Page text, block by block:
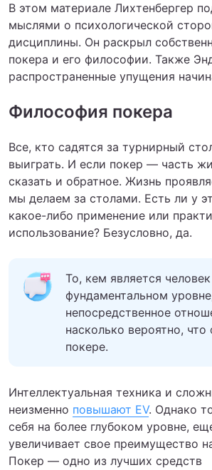
В этом материале Лихтенбергер
мыслями о психологической
дисциплины. Он раскрыл
покера и его философии. Также
распространенные упущения
Философия покера
Все, кто садятся за турнирный
выиграть. И если покер — часть
сказать и обратное. Жизнь
мы делаем за столами. Есть ли у
какое-либо применение или
использование? Безусловно, да.
То, кем является
фундаментальном
непосредственное
насколько вероятно, что
покере.
Интеллектуальная техника и
неизменно повышают EV. Однако
себя на более глубоком уровне,
увеличивает свое преимущество
Покер — одно из лучших средств